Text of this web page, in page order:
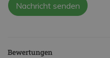
Nachricht senden
Bewertungen